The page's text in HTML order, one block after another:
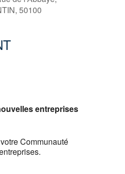
50100
entreprises
Communauté